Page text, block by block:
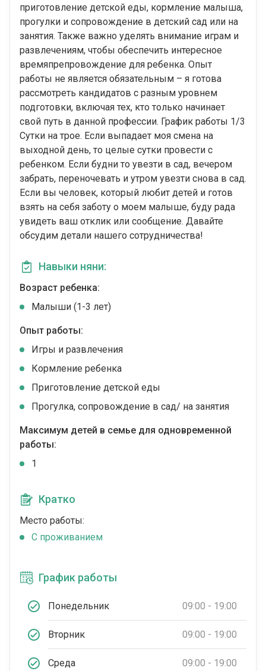
приготовление детской еды, кормление малыша,
прогулки и сопровождение в детский сад или на
занятия. Также важно уделять внимание играм и
развлечениям, чтобы обеспечить интересное
времяпрепровождение для ребенка. Опыт
работы не является обязательным – я готова
рассмотреть кандидатов с разным уровнем
подготовки, включая тех, кто только начинает
свой путь в данной профессии. График работы 1/3
Сутки на трое. Если выпадает моя смена на
выходной день, то целые сутки провести с
ребенком. Если будни то увезти в сад, вечером
забрать, переночевать и утром увезти снова в сад.
Если вы человек, который любит детей и готов
взять на себя заботу о моем малыше, буду рада
увидеть ваш отклик или сообщение. Давайте
обсудим детали нашего сотрудничества!
Навыки няни:
Возраст ребенка:
Малыши (1-3 лет)
Опыт работы:
Игры и развлечения
Кормление ребенка
Приготовление детской еды
Прогулка, сопровождение в сад/ на занятия
Максимум детей в семье для одновременной
работы:
1
Кратко
Место работы:
C проживанием
График работы
Понедельник 09:00 - 19:00
Вторник 09:00 - 19:00
Среда 09:00 - 19:00